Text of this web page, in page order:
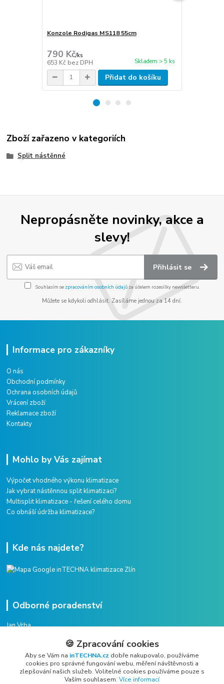
Konzole Rodigas MS118 55cm
790 Kč/ks
653 Kč bez DPH Skladem > 5 ks
Přidat do košíku
Zboží zařazeno v kategoriích
Split nástěnné
Nepropásněte novinky, akce a
slevy!
Přihlásit se
Souhlasím se zpracováním osobních údajůza účelem rozesílky newsletteru.
Můžete se kdykoli odhlásit. Zasíláme jednou za 14 dní.
Informace pro zákazníky
O nás
Obchodní podmínky
Ochrana osobních údajů
Vrácení zboží
Reklamace zboží
Kontakty
Mohlo by Vás zajímat
Výpočet vhodného výkonu klimatizace
Jak vybrat nástěnnou split klimatizaci?
Multisplit klimatizace - řešení celého domu
Co obnáší údržba klimatizace?
Kde nás najdete?
Odborné poradenství
Jan Vrba
vrba@intechna.cz
🍪 Zpracování cookies
Aby se Vám na inTECHNA.cz dobře nakupovalo, používáme
cookies pro správné fungování webu, měření návštěvnosti a
zlepšování našich služeb. Volitelné cookies používáme pouze s
Vaším souhlasem. Více informací